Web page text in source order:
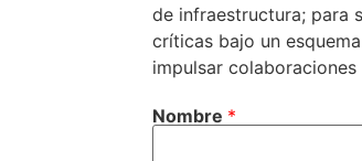
de infraestructura; para
críticas bajo un
impulsar
Nombre *